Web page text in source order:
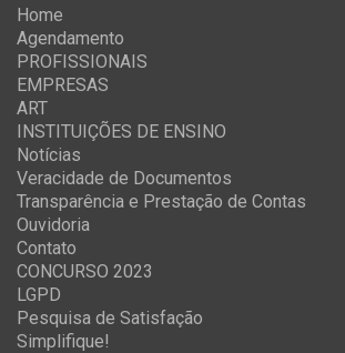
Home
Agendamento
PROFISSIONAIS
EMPRESAS
ART
INSTITUIÇÕES DE ENSINO
Notícias
Veracidade de Documentos
Transparência e Prestação de Contas
Ouvidoria
Contato
CONCURSO 2023
LGPD
Pesquisa de Satisfação
Simplifique!